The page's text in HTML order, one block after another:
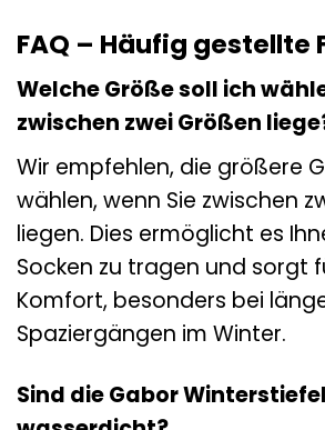
FAQ – Häufig gestellte
Welche Größe soll ich
zwischen zwei Größen
Wir empfehlen, die größere
wählen, wenn Sie zwischen
liegen. Dies ermöglicht es
Socken zu tragen und sorgt
Komfort, besonders bei
Spaziergängen im Winter.
Sind die Gabor Winterstiefel